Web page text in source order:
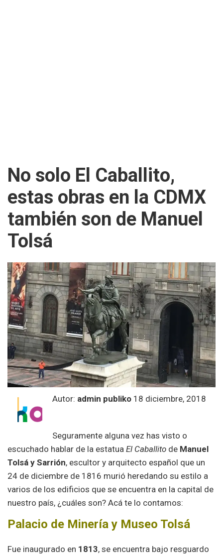
No solo El Caballito,
estas obras en la CDMX
también son de Manuel
Tolsá
Autor: admin publiko 18 diciembre, 2018
Seguramente alguna vez has visto o
escuchado hablar de la estatua El Caballito de Manuel
Tolsá y Sarrión, escultor y arquitecto español que un
24 de diciembre de 1816 murió heredando su estilo a
varios de los edificios que se encuentra en la capital de
nuestro país, ¿cuáles son? Acá te lo contamos:
Palacio de Minería y Museo Tolsá
Fue inaugurado en 1813, se encuentra bajo resguardo